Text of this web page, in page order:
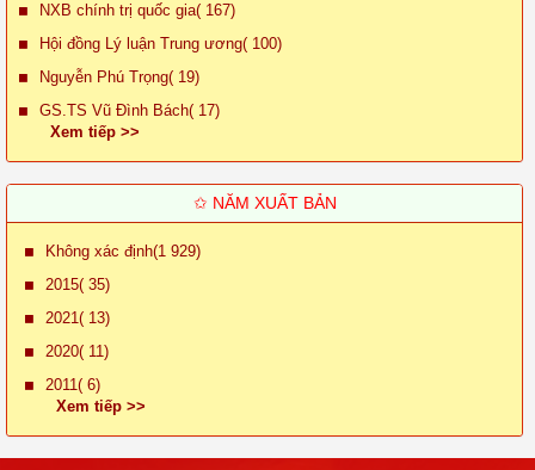
NXB chính trị quốc gia( 167)
Hội đồng Lý luận Trung ương( 100)
Nguyễn Phú Trọng( 19)
GS.TS Vũ Đình Bách( 17)
Xem tiếp >>
✩ NĂM XUẤT BẢN
Không xác định(1 929)
2015( 35)
2021( 13)
2020( 11)
2011( 6)
Xem tiếp >>